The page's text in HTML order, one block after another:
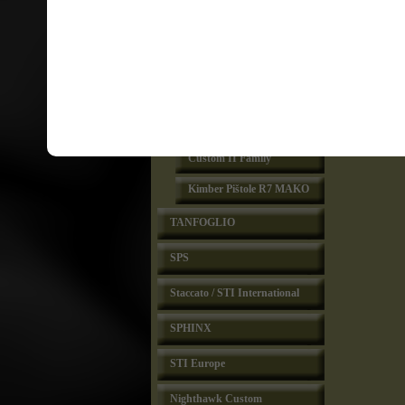
Custom II Family
Kimber Pištole R7 MAKO
TANFOGLIO
SPS
Staccato / STI International
SPHINX
STI Europe
Nighthawk Custom